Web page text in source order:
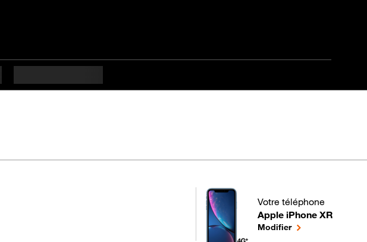
en 2 étapes difficulté Débutant
Votre téléphone
Apple iPhone XR
pour votre Apple iPhone
Modifierle téléphone